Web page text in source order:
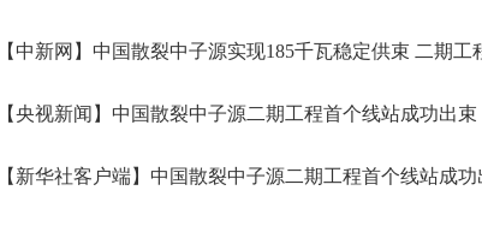
【中新网】中国散裂中子源实现185千瓦稳定供束 二期工
【央视新闻】中国散裂中子源二期工程首个线站成功出束
【新华社客户端】中国散裂中子源二期工程首个线站成功